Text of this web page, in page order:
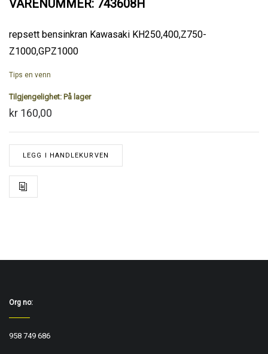
VARENUMMER: 743608H
repsett bensinkran Kawasaki KH250,400,Z750-
Z1000,GPZ1000
Tips en venn
Tilgjengelighet: På lager
kr 160,00
LEGG I HANDLEKURVEN
Org no:
958 749 686